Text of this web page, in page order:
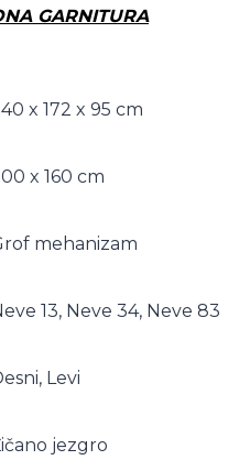
GARNITURA
x 172 x 95 cm
x 160 cm
mehanizam
13, Neve 34, Neve 83
Levi
jezgro